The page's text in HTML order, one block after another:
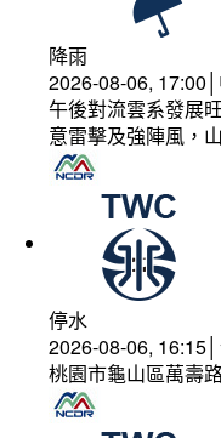
降雨
2026-08-06,
午後對流雲系發展
意雷擊及強陣風，
停水
2026-08-06,
桃園市龜山區萬壽